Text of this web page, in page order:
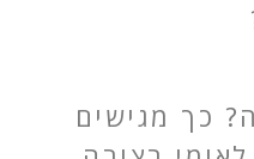
כך מגישים